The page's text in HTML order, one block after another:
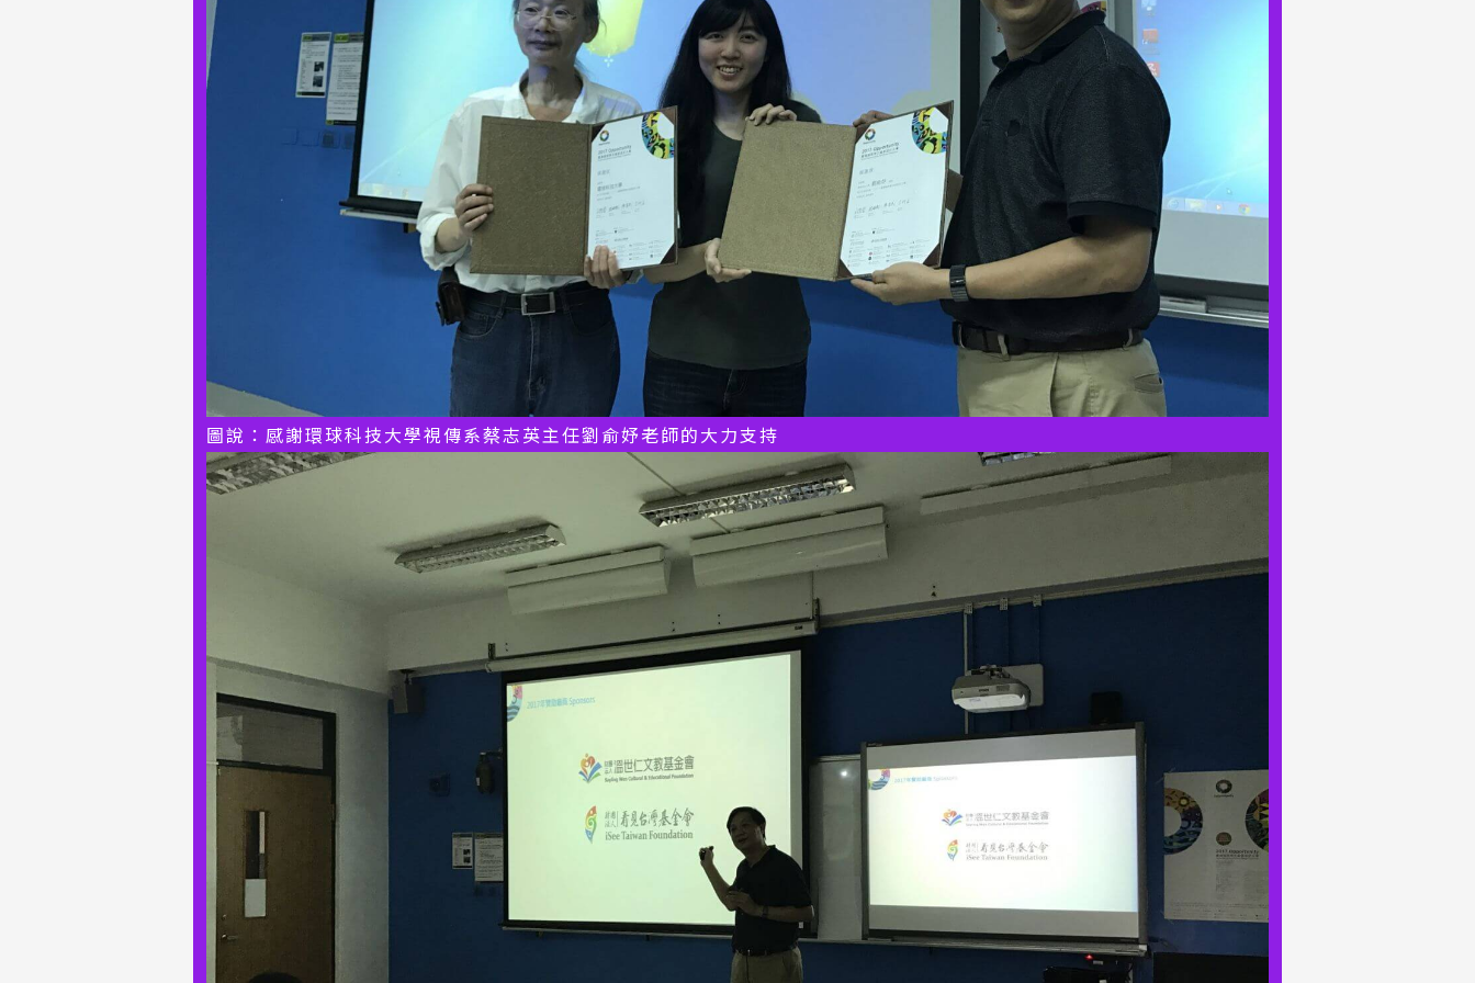
圖說：感謝環球科技大學視傳系蔡志英主任劉俞妤老師的大力支持